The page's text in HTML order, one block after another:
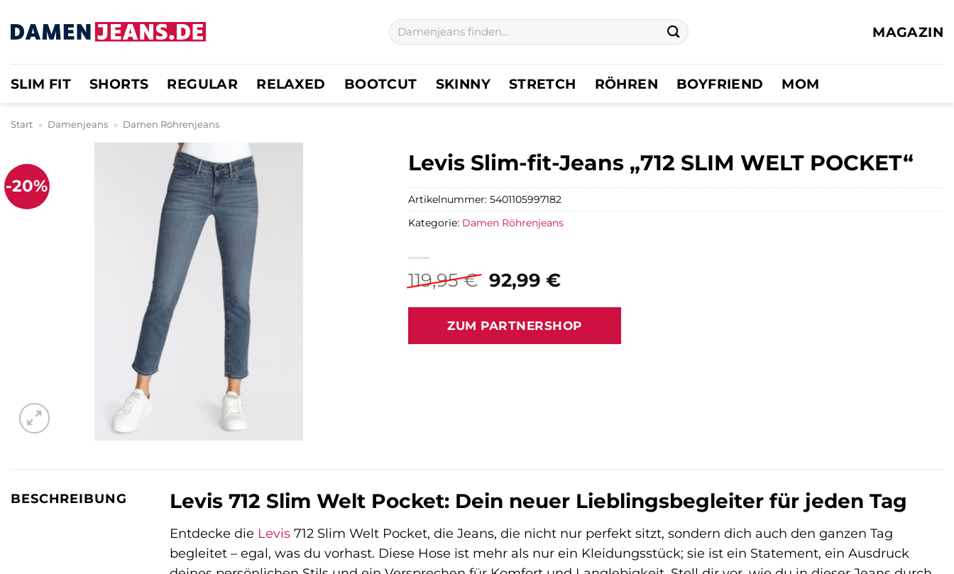
Inhalt
Suchen
nach:
MAGAZIN
SLIM FIT SHORTS REGULAR RELAXED BOOTCUT SKINNY STRETCH RÖHREN BOYFRIEND MOM
Start » Damenjeans » Damen Röhrenjeans
-20%
Levis Slim-fit-Jeans „712 SLIM WELT POCKET“
119,95€ Ursprünglicher
war:
119,95 €
92,99 €Aktueller
ist:
92,99 €.
ZUM PARTNERSHOP
Artikelnummer: 5401105997182
Kategorie: Damen Röhrenjeans
BESCHREIBUNG Levis 712 Slim Welt Pocket: Dein neuer Lieblingsbegleiter für jeden Tag
Entdecke die Levis 712 Slim Welt Pocket, die Jeans, die nicht nur perfekt sitzt, sondern dich auch den ganzen Tag
begleitet – egal, was du vorhast. Diese Hose ist mehr als nur ein Kleidungsstück; sie ist ein Statement, ein Ausdruck